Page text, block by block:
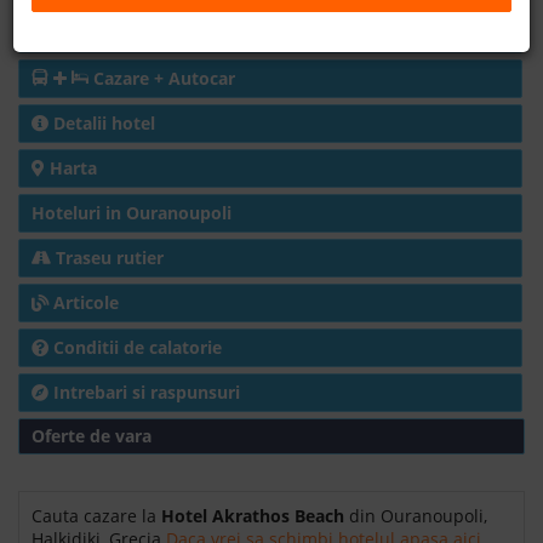
Cazare + Autocar
Detalii hotel
Harta
Hoteluri in Ouranoupoli
Traseu rutier
Articole
Conditii de calatorie
Intrebari si raspunsuri
Oferte de vara
Cauta cazare la Hotel Akrathos Beach din Ouranoupoli,
+40 376 444 888
LEI EURO